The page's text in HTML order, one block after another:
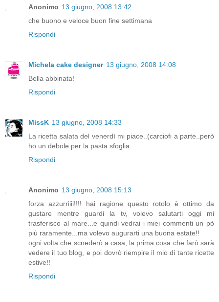
Anonimo 13 giugno, 2008 13:42
che buono e veloce buon fine settimana
Rispondi
Michela cake designer 13 giugno, 2008 14:08
Bella abbinata!
Rispondi
MissK 13 giugno, 2008 14:33
La ricetta salata del venerdì mi piace..(carciofi a parte..però
ho un debole per la pasta sfoglia
Rispondi
Anonimo 13 giugno, 2008 15:13
forza azzurriiii!!!! hai ragione questo rotolo è ottimo da
gustare mentre guardi la tv, volevo salutarti oggi mi
trasferisco al mare...e quindi vedrai i miei commenti un pò
più raramente...ma volevo augurarti una buona estate!!
ogni volta che scnederò a casa, la prima cosa che farò sarà
vedere il tuo blog, e poi dovrò riempire il mio di tante ricette
estive!!
Rispondi